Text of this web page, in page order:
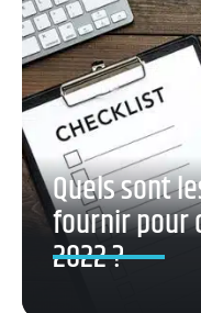
Quels sont
fournir pour
2022 ?